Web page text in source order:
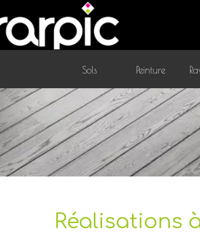
Sols Peinture
intérieure
Réalisations